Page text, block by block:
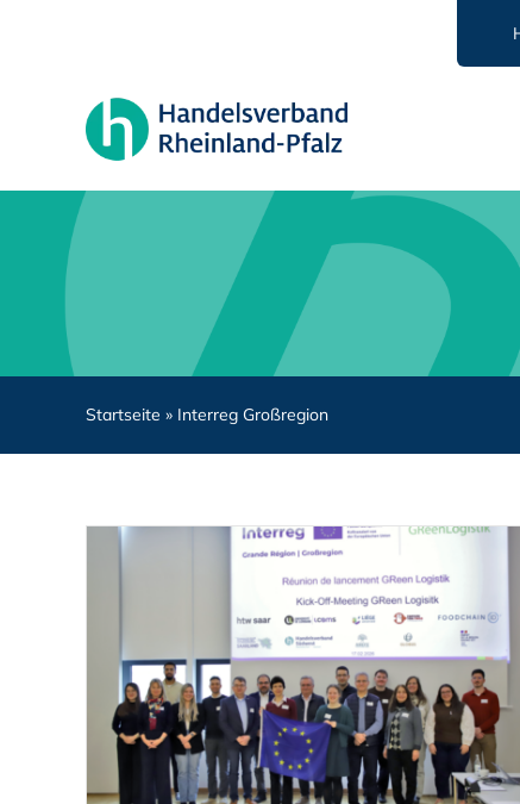
Startseite » Interreg Großregion